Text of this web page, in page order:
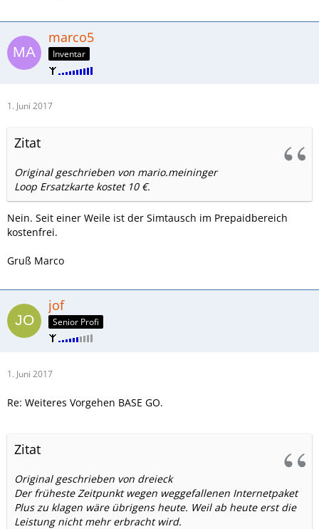
sein.
Immerhin hat das ganze nun eine Ticket-Nummer.
Mal sehen.
Habe mal klarstellend geantwortet.
marco5
Inventar
1. Juni 2017
Zitat
Original geschrieben von mario.meininger
Loop Ersatzkarte kostet 10 €.
Nein. Seit einer Weile ist der Simtausch im Prepaidbereich
kostenfrei.
Gruß Marco
jof
Senior Profi
1. Juni 2017
Re: Weiteres Vorgehen BASE GO.
Zitat
Original geschrieben von dreieck
Der früheste Zeitpunkt wegen weggefallenen Internetpaket
Plus zu klagen wäre übrigens heute. Weil ab heute erst die
Leistung nicht mehr erbracht wird.